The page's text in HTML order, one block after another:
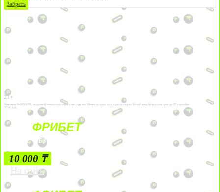
Забрать
21+
Лицензии №24514359, выданной комитетом индустрии туризма Министерства культуры и спорта Республики Казахстан срок до 27 сентября
2034 года.
ФРИБЕТ
БЕЗ УСЛОВИЙ
10 000 ₸
На сайт